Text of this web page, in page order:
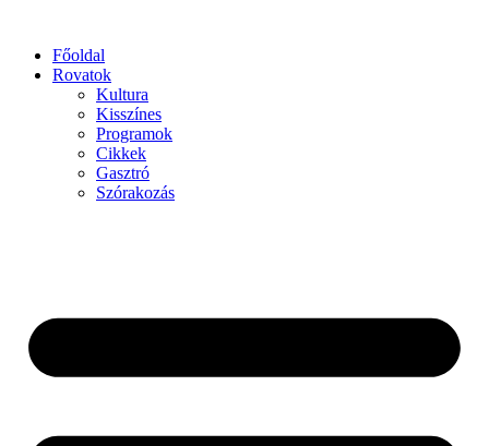
Főoldal
Rovatok
Kultura
Kisszínes
Programok
Cikkek
Gasztró
Szórakozás